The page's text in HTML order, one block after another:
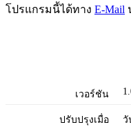
โปรแกรมนี้ได้ทาง E-Mail
เวอร์ชัน
ปรับปรุงเมื่อ วั